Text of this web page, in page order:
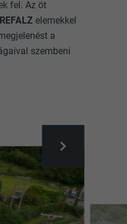
fel. Az öt
elemekkel
a
szembeni